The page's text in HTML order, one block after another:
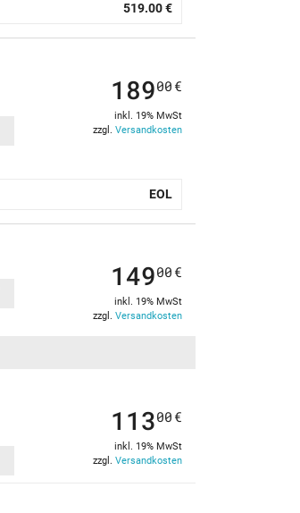
519.00 €
18900 €
inkl. 19% MwSt
zzgl. Versandkosten
EOL
14900 €
inkl. 19% MwSt
zzgl. Versandkosten
11300 €
inkl. 19% MwSt
zzgl. Versandkosten